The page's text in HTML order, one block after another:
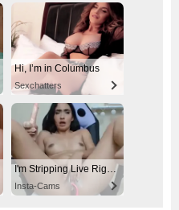
Hi, I’m in Columbus
Sexchatters
I'm Stripping Live Right Now
Insta-Cams